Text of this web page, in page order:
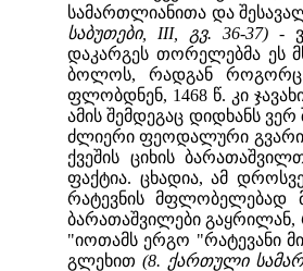
სამართლიანითა და
საბუთები, III, გვ. 36-37)-
დაკარგეს თორელებმა ეს
ბოლოს, რადგან როგორც
ფლობდნენ, 1468 წ. კი
ამის შემდეგაც დიდხანს ვერ
ძლიერი ფეოდალური გვარის
ქვეშის ციხის
ფაქტია. ცხადია, ამ
რატევნის
ბარათაშვილები გაყრილან,
"იოთამს ერგო "რატევანი
გლეხით (8. ქართული